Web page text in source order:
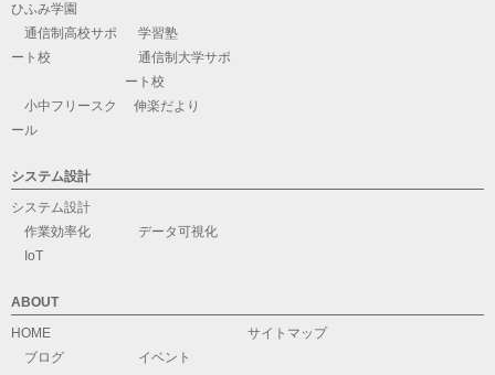
ひふみ学園
通信制高校サポ
ート校
学習塾
通信制大学サポ
ート校
小中フリースク
ール
伸楽だより
システム設計
システム設計
作業効率化
データ可視化
IoT
ABOUT
HOME
ブログ
イベント
サイトマップ